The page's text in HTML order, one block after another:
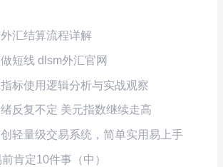
汇结算流程详解
短线 dlsm外汇官网
标使用逻辑分析与实战观察
反复不定 美元指数继续走高
轻量级交易系统，简单实用易上手
肯定10件事（中）